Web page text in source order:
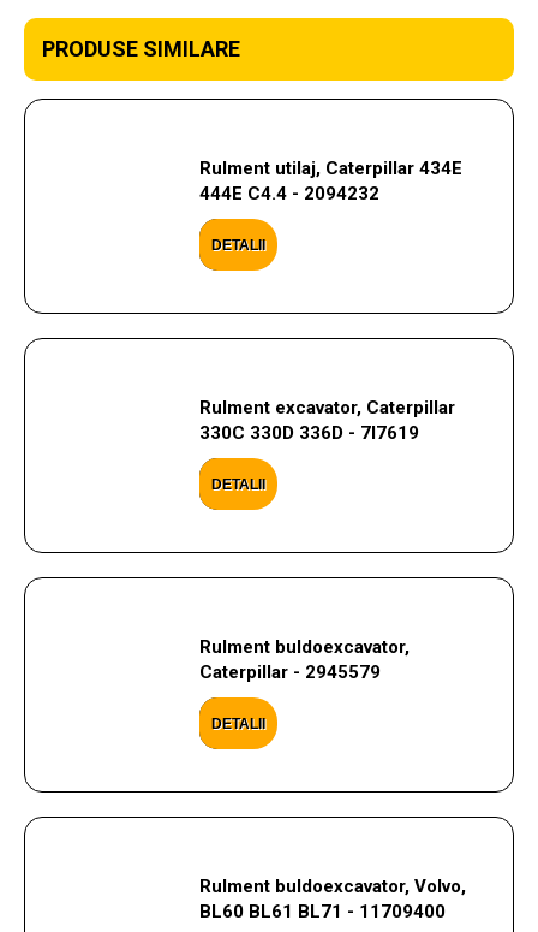
PRODUSE SIMILARE
Rulment utilaj, Caterpillar 434E
444E C4.4 - 2094232
DETALII
Rulment excavator, Caterpillar
330C 330D 336D - 7I7619
DETALII
Rulment buldoexcavator,
Caterpillar - 2945579
DETALII
Rulment buldoexcavator, Volvo,
BL60 BL61 BL71 - 11709400